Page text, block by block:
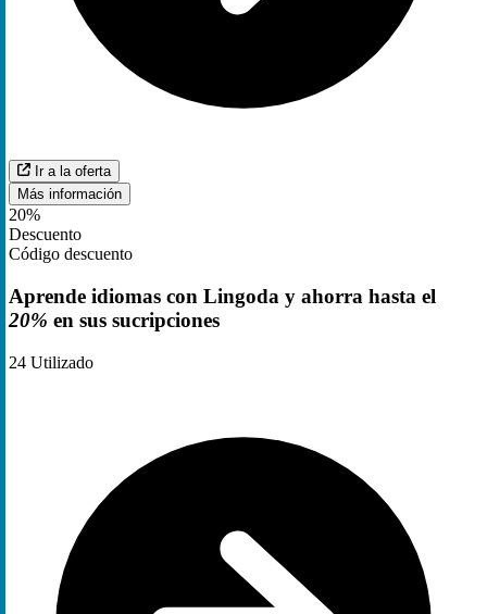
Ir a la oferta
Más información
20%
Descuento
Código descuento
Aprende idiomas con Lingoda y ahorra hasta el
20% en sus sucripciones
24 Utilizado